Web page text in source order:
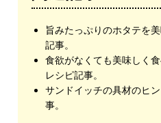
旨みたっぷりのホタテを
記事。
食欲がなくても美味しく
レシピ記事。
サンドイッチの具材のヒ
事。